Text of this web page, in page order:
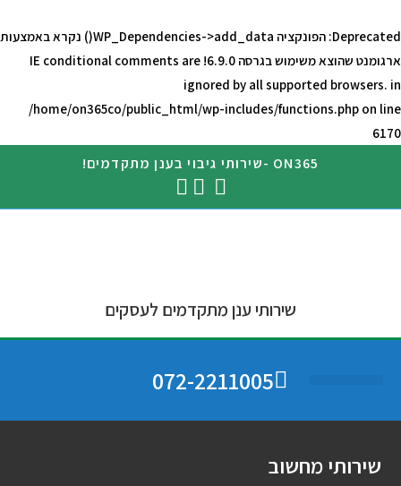
Deprecated
: הפונקציה WP_Dependencies->add_data() נקרא באמצעות
ארגומנט שהוצא משימוש
בגרסה 6.9.0! IE conditional comments are
ignored by all supported browsers. in
/home/on365co/public_html/wp-includes/functions.php on line
6170
ON365 -שירותי גיבוי בענן מתקדמים!
שירותי ענן מתקדמים לעסקים
072-2211005
שירותי מחשוב